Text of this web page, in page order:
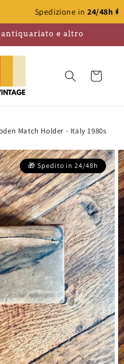
in24/48h🚚Gratuitaa
e altro
Cart
Match Holder - Italy 1980s